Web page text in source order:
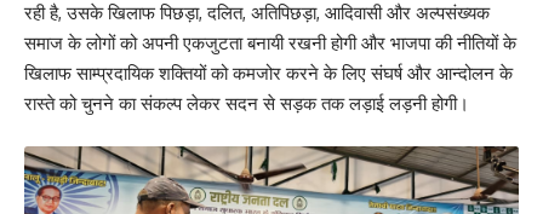
रही है, उसके खिलाफ पिछड़ा, दलित, अतिपिछड़ा, आदिवासी और अल्पसंख्यक
समाज के लोगों को अपनी एकजुटता बनायी रखनी होगी और भाजपा की नीतियों के
खिलाफ साम्प्रदायिक शक्तियों को कमजोर करने के लिए संघर्ष और आन्दोलन के
रास्ते को चुनने का संकल्प लेकर सदन से सड़क तक लड़ाई लड़नी होगी।